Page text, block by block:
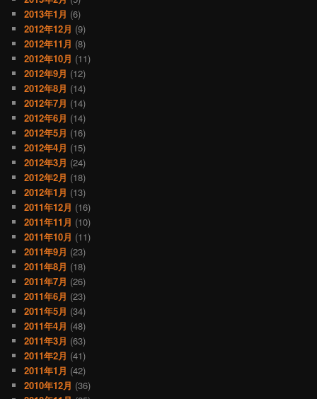
2013年1月 (6)
2012年12月 (9)
2012年11月 (8)
2012年10月 (11)
2012年9月 (12)
2012年8月 (14)
2012年7月 (14)
2012年6月 (14)
2012年5月 (16)
2012年4月 (15)
2012年3月 (24)
2012年2月 (18)
2012年1月 (13)
2011年12月 (16)
2011年11月 (10)
2011年10月 (11)
2011年9月 (23)
2011年8月 (18)
2011年7月 (26)
2011年6月 (23)
2011年5月 (34)
2011年4月 (48)
2011年3月 (63)
2011年2月 (41)
2011年1月 (42)
2010年12月 (36)